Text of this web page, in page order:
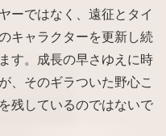
ーではなく、遠征とタイ
キャラクターを更新し続
す。成長の早さゆえに時
、そのギラついた野心こ
残しているのではないで